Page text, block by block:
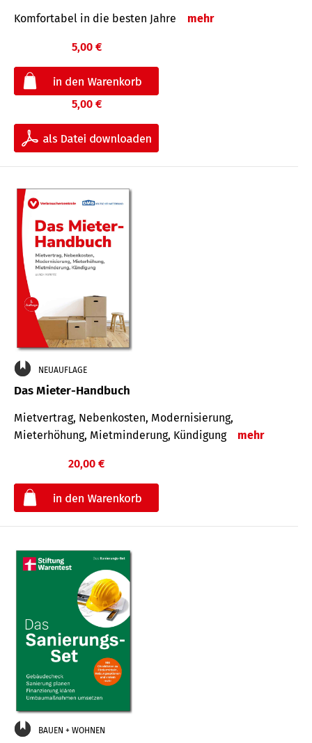
Komfortabel in die besten Jahre mehr
5,00 €
5,00 €
NEUAUFLAGE
Das Mieter-Handbuch
Mietvertrag, Nebenkosten, Modernisierung,
Mieterhöhung, Mietminderung, Kündigung
mehr
20,00 €
BAUEN + WOHNEN